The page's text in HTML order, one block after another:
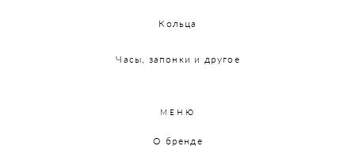
Кольца
Часы, запонки и другое
МЕНЮ
О бренде